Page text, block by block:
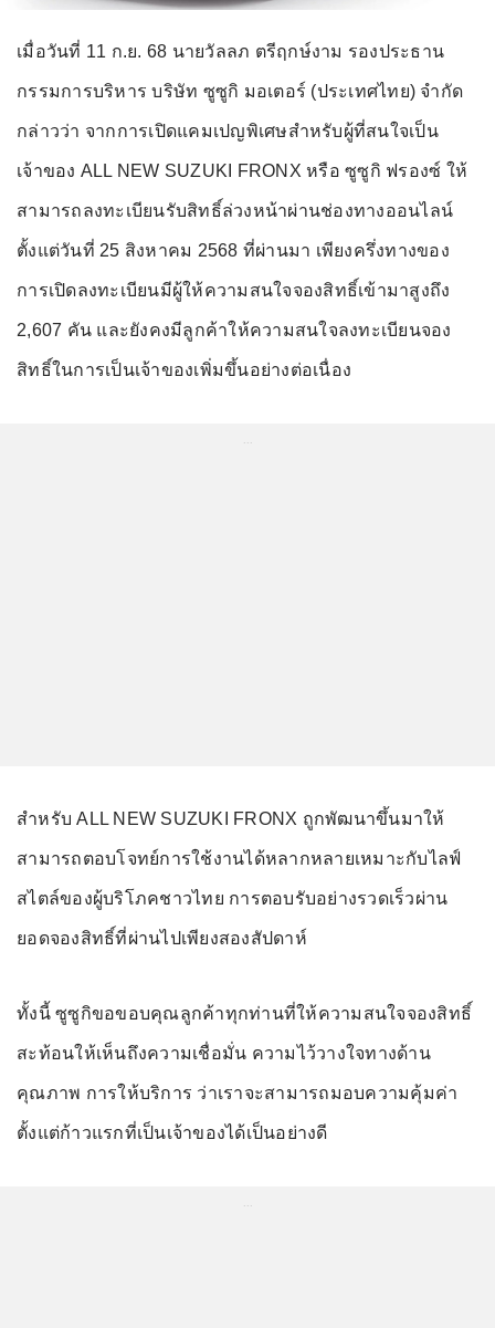
เมื่อวันที่ 11 ก.ย. 68 นายวัลลภ ตรีฤกษ์งาม รองประธาน
กรรมการบริหาร บริษัท ซูซูกิ มอเตอร์ (ประเทศไทย) จำกัด
กล่าวว่า จากการเปิดแคมเปญพิเศษสำหรับผู้ที่สนใจเป็น
เจ้าของ ALL NEW SUZUKI FRONX หรือ ซูซูกิ ฟรองซ์ ให้
สามารถลงทะเบียนรับสิทธิ์ล่วงหน้าผ่านช่องทางออนไลน์
ตั้งแต่วันที่ 25 สิงหาคม 2568 ที่ผ่านมา เพียงครึ่งทางของ
การเปิดลงทะเบียนมีผู้ให้ความสนใจจองสิทธิ์เข้ามาสูงถึง
2,607 คัน และยังคงมีลูกค้าให้ความสนใจลงทะเบียนจอง
สิทธิ์ในการเป็นเจ้าของเพิ่มขึ้นอย่างต่อเนื่อง
...
สำหรับ ALL NEW SUZUKI FRONX ถูกพัฒนาขึ้นมาให้
สามารถตอบโจทย์การใช้งานได้หลากหลายเหมาะกับไลฟ์
สไตล์ของผู้บริโภคชาวไทย การตอบรับอย่างรวดเร็วผ่าน
ยอดจองสิทธิ์ที่ผ่านไปเพียงสองสัปดาห์
ทั้งนี้ ซูซูกิขอขอบคุณลูกค้าทุกท่านที่ให้ความสนใจจองสิทธิ์
สะท้อนให้เห็นถึงความเชื่อมั่น ความไว้วางใจทางด้าน
คุณภาพ การให้บริการ ว่าเราจะสามารถมอบความคุ้มค่า
ตั้งแต่ก้าวแรกที่เป็นเจ้าของได้เป็นอย่างดี
...